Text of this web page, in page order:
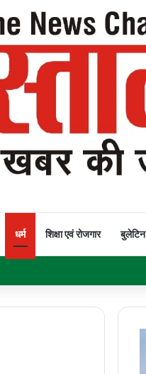
धर्म शिक्षा एवं रोजगार बुलेटिन